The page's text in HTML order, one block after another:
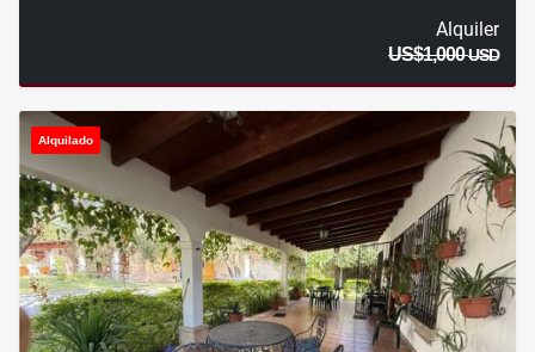
Alquiler
US$1,000USD
Alquilado